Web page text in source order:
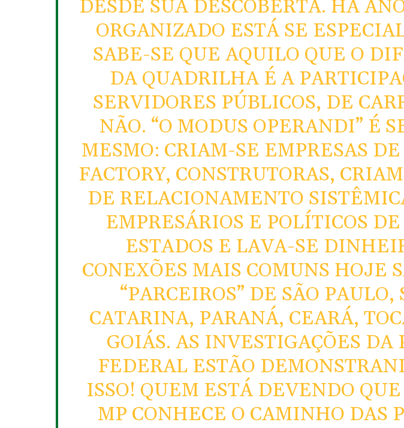
DESDE SUA DESCOBERTA. HÁ
ORGANIZADO ESTÁ SE
SABE-SE QUE AQUILO QUE O
DA QUADRILHA É A
SERVIDORES PÚBLICOS, DE
NÃO. “O MODUS OPERANDI” É
MESMO: CRIAM-SE EMPRESAS
FACTORY, CONSTRUTORAS,
DE RELACIONAMENTO
EMPRESÁRIOS E POLÍTICOS
ESTADOS E LAVA-SE
CONEXÕES MAIS COMUNS HOJE
“PARCEIROS” DE SÃO PAULO,
CATARINA, PARANÁ, CEARÁ,
GOIÁS. AS INVESTIGAÇÕES DA
FEDERAL ESTÃO
ISSO! QUEM ESTÁ DEVENDO
MP CONHECE O CAMINHO DAS